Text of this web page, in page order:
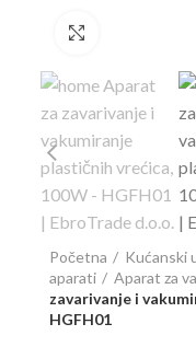
Početna Kućanski
aparati
Aparat za
zavarivanje i
HGFH01